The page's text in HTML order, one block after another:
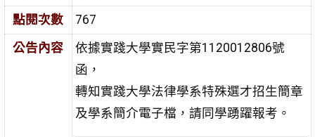
點閱次數
767
公告內容
依據實踐大學實民字第1120012806號
函，
轉知實踐大學法律學系特殊選才招生簡章
及學系簡介電子檔，請同學踴躍報考。